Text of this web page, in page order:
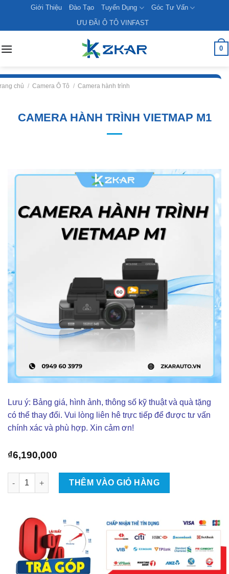
content
Giới Thiệu Đào Tạo Tuyển Dụng
Góc Tư Vấn
ƯU ĐÃI Ô TÔ VINFAST
0
chủ / Camera Ô Tô / Camera hành trình
CAMERA HÀNH TRÌNH VIETMAP M1
Lưu ý: Bảng giá, hình ảnh, thông số kỹ thuật và quà tặng
có thể thay đổi. Vui lòng liên hê trực tiếp để được tư vấn
chính xác và phù hợp. Xin cảm ơn!
₫6,190,000
Camera Hành Trình Vietmap M1 số lượng
THÊM VÀO GIỎ HÀNG